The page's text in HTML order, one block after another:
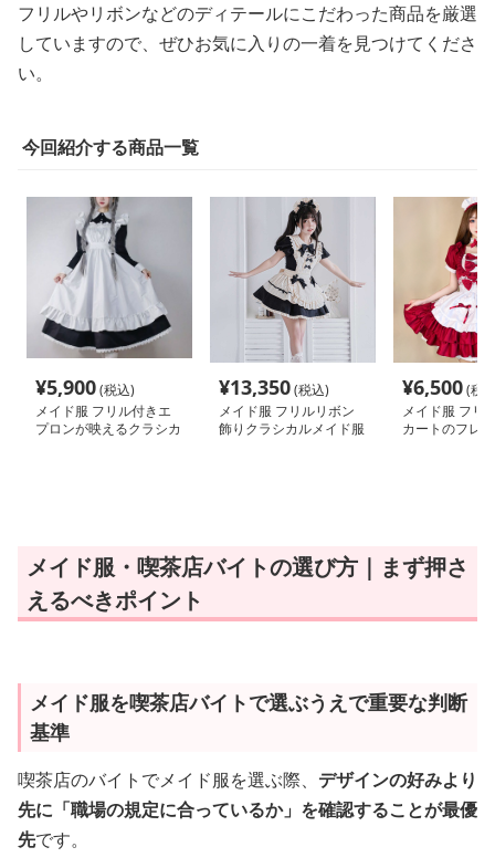
フリルやリボンなどのディテールにこだわった商品を厳選
していますので、ぜひお気に入りの一着を見つけてくださ
い。
今回紹介する商品一覧
¥5,900(税込)
メイド服 フリル付きエ
プロンが映えるクラシカ
¥13,350(税込)
メイド服 フリルリボン
飾りクラシカルメイド服
¥6,500(税
メイド服 フリ
カートのフレ
メイド服・喫茶店バイトの選び方｜まず押さ
えるべきポイント
メイド服を喫茶店バイトで選ぶうえで重要な判断
基準
喫茶店のバイトでメイド服を選ぶ際、 デザインの好みより
先に「職場の規定に合っているか」を確認することが最優
先です。